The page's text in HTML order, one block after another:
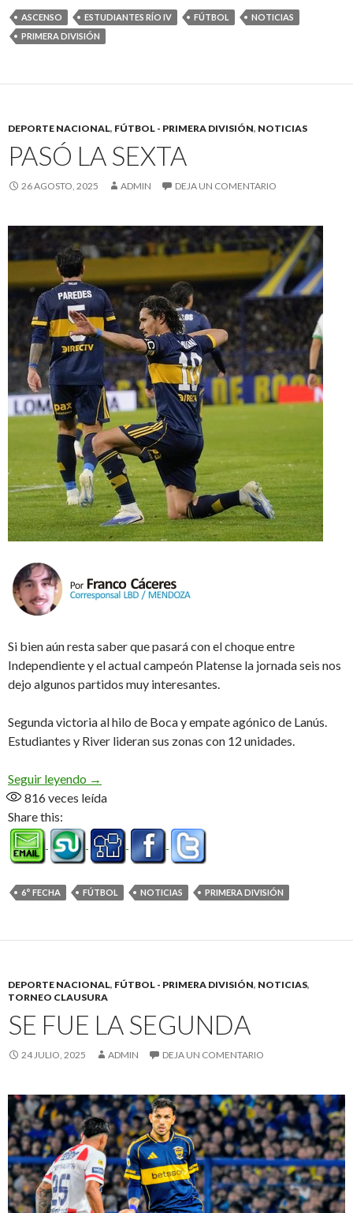
ASCENSO ESTUDIANTES RÍO IV FÚTBOL
NOTICIAS
PRIMERA DIVISIÓN
DEPORTE NACIONAL, FÚTBOL - PRIMERA DIVISIÓN, NOTICIAS
PASÓ LA SEXTA
26 AGOSTO, 2025 ADMIN DEJA UN COMENTARIO
Si bien aún resta saber que pasará con el choque entre
Independiente y el actual campeón Platense la jornada seis nos
dejo algunos partidos muy interesantes.
Segunda victoria al hilo de Boca y empate agónico de Lanús.
Estudiantes y River lideran sus zonas con 12 unidades.
Seguir leyendo Pasó la sexta
→
816veces leída
Share this:
6° FECHA FÚTBOL NOTICIAS PRIMERA DIVISIÓN
DEPORTE NACIONAL, FÚTBOL - PRIMERA DIVISIÓN, NOTICIAS,
TORNEO CLAUSURA
SE FUE LA SEGUNDA
24 JULIO, 2025 ADMIN DEJA UN COMENTARIO